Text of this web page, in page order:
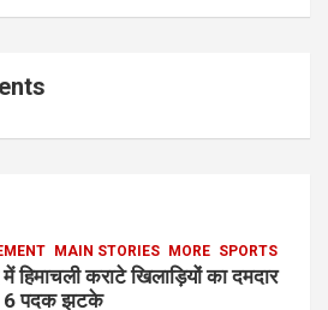
MAIN STORIES MORE SPORTS
में हिमाचली कराटे खिलाड़ियों का दमदार
6 पदक झटके